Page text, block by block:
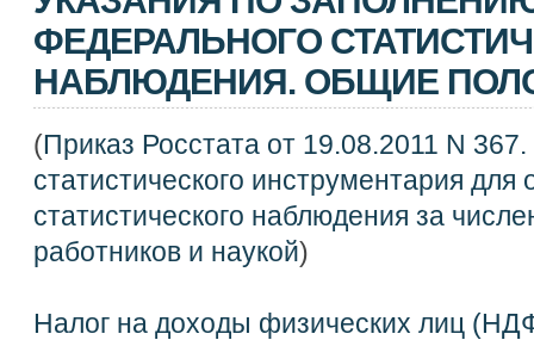
ФЕДЕРАЛЬНОГО
НАБЛЮДЕНИЯ. ОБЩИЕ
(Приказ Росстата от 19.08.2011 N
статистического инструментария
статистического наблюдения за
работников и наукой)
Налог на доходы физических лиц